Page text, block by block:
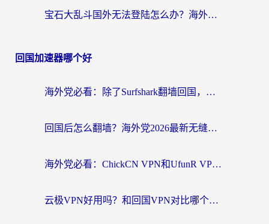
宝石大乱斗国外无法登陆怎么办？海外玩家专属加速指南（附穿越火线原野传说解决方案）
回国加速器哪个好
海外党必看：除了Surfshark翻墙回国，这些加速器选择技巧你真的懂吗？
回国后怎么翻墙？海外党2026最新无缝访问国内资源全攻略（附对比实测）
海外党必看：ChickCN VPN和UfunR VPN对比哪个回国效果更好？附实用选择指南
云极VPN好用吗？和回国VPN对比哪个回国效果更好？海外党亲测避坑指南